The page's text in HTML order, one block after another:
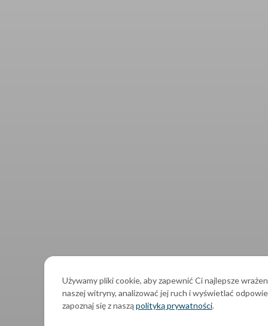
Używamy pliki cookie, aby zapewnić Ci najlepsze
naszej witryny, analizować jej ruch i wyświetlać
zapoznaj się z nasząpolityką prywatności.